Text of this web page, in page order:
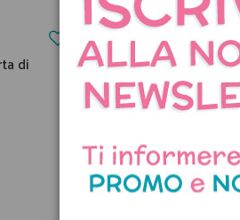
di Pignatta di
Dinosauro
41,50 €